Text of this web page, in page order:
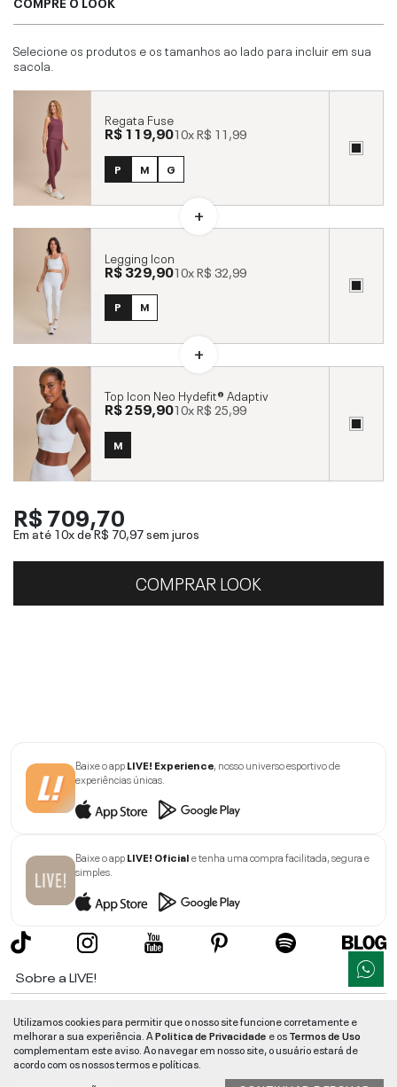
Selecione os produtos e os tamanhos ao lado para incluir em sua
sacola.
Regata Fuse
R$ 119,9010xR$ 11,99
P M G
Legging Icon
R$ 329,9010xR$ 32,99
P M
Top Icon Neo Hydefit® Adaptiv
R$ 259,9010xR$ 25,99
M
R$ 709,70
Em até 10x deR$ 70,97sem juros
COMPRAR LOOK
Baixe o appLIVE! Experience, nosso universo esportivo de
experiências únicas.
Baixe o appLIVE! Oficiale tenha uma compra facilitada, segura e
simples.
Sobre a LIVE!
Informações
Utilizamos cookies para permitir que o nosso site funcione corretamente e
melhorar a sua experiência. APolitica de Privacidade e osTermos de Uso
complementam este aviso. Ao navegar em nosso site, o usuário estará de
acordo com os nossos termos e políticas.